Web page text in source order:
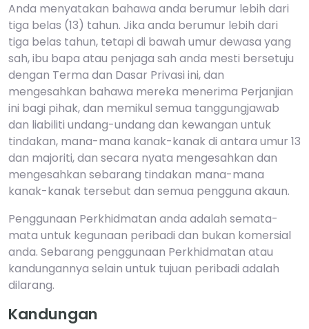
Anda menyatakan bahawa anda berumur lebih dari
tiga belas (13) tahun. Jika anda berumur lebih dari
tiga belas tahun, tetapi di bawah umur dewasa yang
sah, ibu bapa atau penjaga sah anda mesti bersetuju
dengan Terma dan Dasar Privasi ini, dan
mengesahkan bahawa mereka menerima Perjanjian
ini bagi pihak, dan memikul semua tanggungjawab
dan liabiliti undang-undang dan kewangan untuk
tindakan, mana-mana kanak-kanak di antara umur 13
dan majoriti, dan secara nyata mengesahkan dan
mengesahkan sebarang tindakan mana-mana
kanak-kanak tersebut dan semua pengguna akaun.
Penggunaan Perkhidmatan anda adalah semata-
mata untuk kegunaan peribadi dan bukan komersial
anda. Sebarang penggunaan Perkhidmatan atau
kandungannya selain untuk tujuan peribadi adalah
dilarang.
Kandungan